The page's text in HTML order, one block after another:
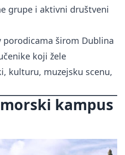
grupe i aktivni društveni
širom Dublina
koji žele
kulturu, muzejsku scenu,
kampus